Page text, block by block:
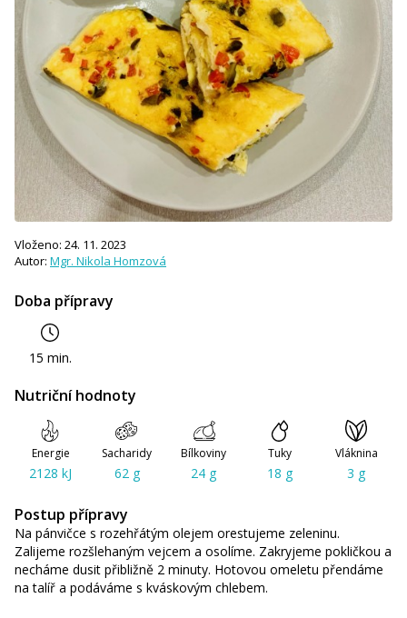
Doba přípravy
15 min.
Vloženo: 24. 11. 2023
Autor: Mgr. Nikola Homzová
Nutriční hodnoty
Energie
2128 kJ
Sacharidy
62 g
Bílkoviny
24 g
Tuky
18 g
Vláknina
3 g
Postup přípravy
Na pánvičce s rozehřátým olejem orestujeme zeleninu.
Zalijeme rozšlehaným vejcem a osolíme. Zakryjeme pokličkou a
necháme dusit přibližně 2 minuty. Hotovou omeletu přendáme
na talíř a podáváme s kváskovým chlebem.